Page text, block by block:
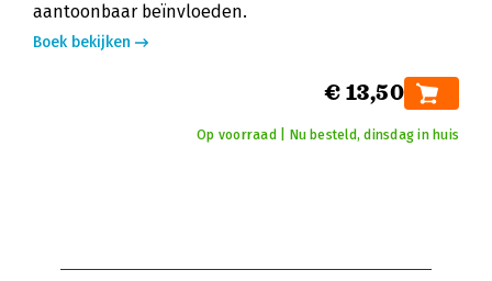
aantoonbaar beïnvloeden.
Boek bekijken
€ 13,50
Op voorraad | Nu besteld, dinsdag in huis